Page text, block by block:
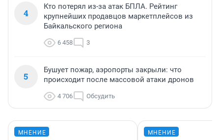
4
Кто потерял из-за атак БПЛА. Рейтинг
крупнейших продавцов маркетплейсов из
Байкальского региона
6 458 3
5
Бушует пожар, аэропорты закрыли: что
происходит после массовой атаки дронов
4 706 Обсудить
МНЕНИЕ МНЕНИЕ